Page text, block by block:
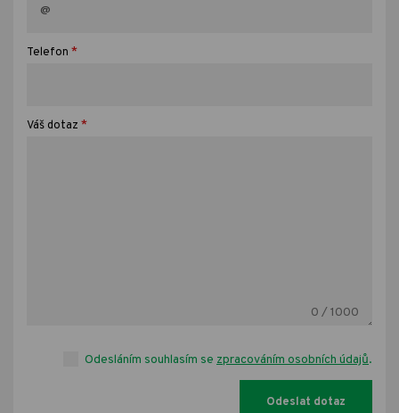
Telefon *
Váš dotaz *
0 / 1000
Odesláním souhlasím se zpracováním osobních údajů.